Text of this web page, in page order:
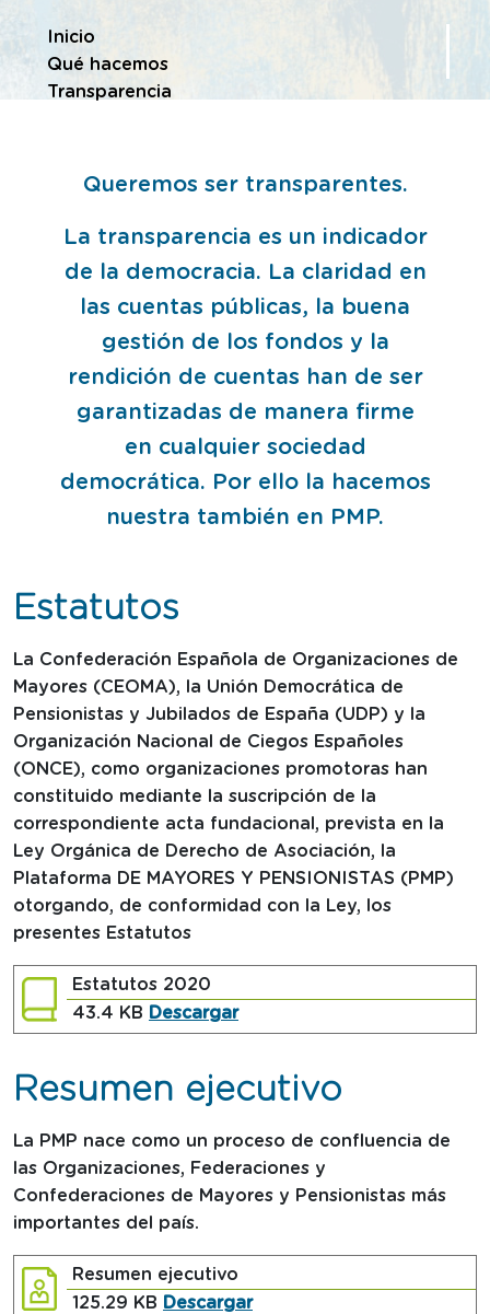
Te encuentras en
Inicio
Qué hacemos
Transparencia
Queremos ser transparentes.
La transparencia es un indicador
de la democracia. La claridad en
las cuentas públicas, la buena
gestión de los fondos y la
rendición de cuentas han de ser
garantizadas de manera firme
en cualquier sociedad
democrática. Por ello la hacemos
nuestra también en PMP.
Estatutos
La Confederación Española de Organizaciones de
Mayores (CEOMA), la Unión Democrática de
Pensionistas y Jubilados de España (UDP) y la
Organización Nacional de Ciegos Españoles
(ONCE), como organizaciones promotoras han
constituido mediante la suscripción de la
correspondiente acta fundacional, prevista en la
Ley Orgánica de Derecho de Asociación, la
Plataforma DE MAYORES Y PENSIONISTAS (PMP)
otorgando, de conformidad con la Ley, los
presentes Estatutos
Estatutos 2020
tamaño del archivo
43.4 KB DescargarEstatutos 2020 en formato
Resumen ejecutivo
La PMP nace como un proceso de confluencia de
las Organizaciones, Federaciones y
Confederaciones de Mayores y Pensionistas más
importantes del país.
Resumen ejecutivo
tamaño del archivo
125.29 KB DescargarResumen ejecutivo en